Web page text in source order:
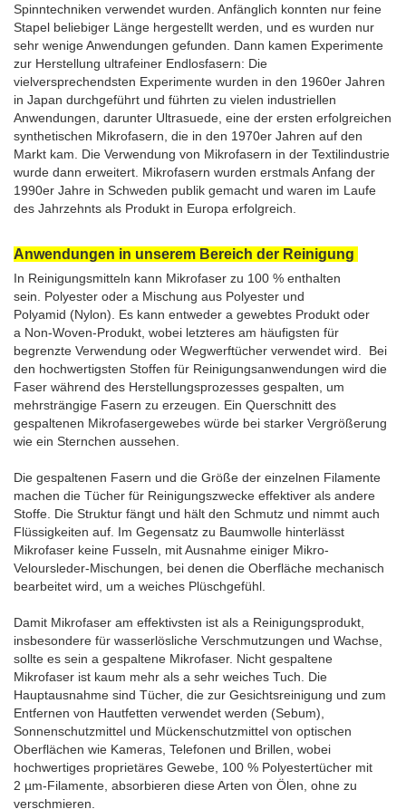
Spinntechniken verwendet wurden. Anfänglich konnten nur feine
Stapel beliebiger Länge hergestellt werden, und es wurden nur
sehr wenige Anwendungen gefunden. Dann kamen Experimente
zur Herstellung ultrafeiner Endlosfasern: Die
vielversprechendsten Experimente wurden in den 1960er Jahren
in Japan durchgeführt und führten zu vielen industriellen
Anwendungen, darunter Ultrasuede, eine der ersten erfolgreichen
synthetischen Mikrofasern, die in den 1970er Jahren auf den
Markt kam. Die Verwendung von Mikrofasern in der Textilindustrie
wurde dann erweitert. Mikrofasern wurden erstmals Anfang der
1990er Jahre in Schweden publik gemacht und waren im Laufe
des Jahrzehnts als Produkt in Europa erfolgreich.
Anwendungen in unserem Bereich der Reinigung
In Reinigungsmitteln kann Mikrofaser zu 100 % enthalten
sein. Polyester oder a Mischung aus Polyester und
Polyamid (Nylon). Es kann entweder a gewebtes Produkt oder
a Non-Woven-Produkt, wobei letzteres am häufigsten für
begrenzte Verwendung oder Wegwerftücher verwendet wird. Bei
den hochwertigsten Stoffen für Reinigungsanwendungen wird die
Faser während des Herstellungsprozesses gespalten, um
mehrsträngige Fasern zu erzeugen. Ein Querschnitt des
gespaltenen Mikrofasergewebes würde bei starker Vergrößerung
wie ein Sternchen aussehen.
Die gespaltenen Fasern und die Größe der einzelnen Filamente
machen die Tücher für Reinigungszwecke effektiver als andere
Stoffe. Die Struktur fängt und hält den Schmutz und nimmt auch
Flüssigkeiten auf. Im Gegensatz zu Baumwolle hinterlässt
Mikrofaser keine Fusseln, mit Ausnahme einiger Mikro-
Veloursleder-Mischungen, bei denen die Oberfläche mechanisch
bearbeitet wird, um a weiches Plüschgefühl.
Damit Mikrofaser am effektivsten ist als a Reinigungsprodukt,
insbesondere für wasserlösliche Verschmutzungen und Wachse,
sollte es sein a gespaltene Mikrofaser. Nicht gespaltene
Mikrofaser ist kaum mehr als a sehr weiches Tuch. Die
Hauptausnahme sind Tücher, die zur Gesichtsreinigung und zum
Entfernen von Hautfetten verwendet werden (Sebum),
Sonnenschutzmittel und Mückenschutzmittel von optischen
Oberflächen wie Kameras, Telefonen und Brillen, wobei
hochwertiges proprietäres Gewebe, 100 % Polyestertücher mit
2 µm-Filamente, absorbieren diese Arten von Ölen, ohne zu
verschmieren.